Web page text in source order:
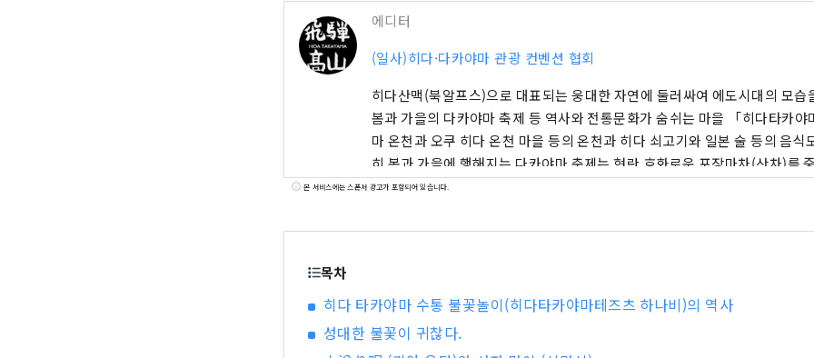
에디터
(일사)히다·다카야마 관광 컨벤션 협회
히다산맥(북알프스)으로 대표되는 웅대한 자연에 둘러싸여 에도시대의 모습
봄과 가을의 다카야마 축제 등 역사와 전통문화가 숨쉬는 마을 「히다타카야
마 온천과 오쿠 히다 온천 마을 등의 온천과 히다 쇠고기와 일본 술 등의 음식
히 봄과 가을에 행해지는 다카야마 축제는 현란 호화로운 포장마차(산차)를
직임을 보이기 때문에 인형이나 그림 두루마리의 재현과 같은 축제 행렬이
에는 시라카와고와 가미코치, 가나자와 등 일본 유수의 관광지가 있어 히다
있습니다. 자연·역사·전통·문화·미식, 다양한 분야에 종사하는 히다의 사람
하고, 방문하는 사람들을 진심으로 대접합니다.
본 서비스에는 스폰서 광고가 포함되어 있습니다.
목차
히다 타카야마 수통 불꽃놀이(히다타카야마테즈츠 하나비)의 역사
성대한 불꽃이 귀찮다.